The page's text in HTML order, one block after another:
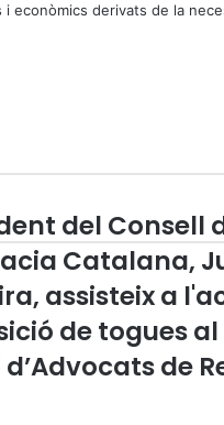
econòmics derivats de la
del Consell
Catalana,
assisteix a
de togues al
de